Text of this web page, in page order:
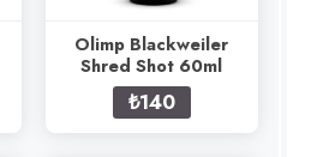
Olimp Blackweiler
Shred Shot 60ml
₺140